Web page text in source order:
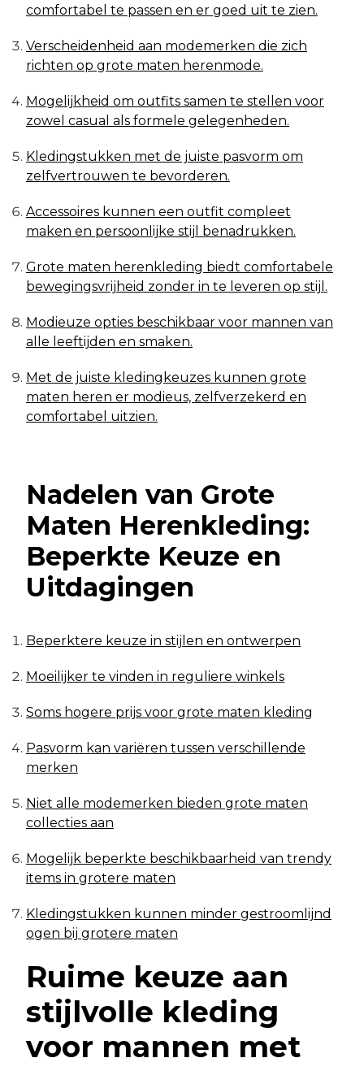
comfortabel te passen en er goed uit te zien.
Verscheidenheid aan modemerken die zich
richten op grote maten herenmode.
Mogelijkheid om outfits samen te stellen voor
zowel casual als formele gelegenheden.
Kledingstukken met de juiste pasvorm om
zelfvertrouwen te bevorderen.
Accessoires kunnen een outfit compleet
maken en persoonlijke stijl benadrukken.
Grote maten herenkleding biedt comfortabele
bewegingsvrijheid zonder in te leveren op stijl.
Modieuze opties beschikbaar voor mannen van
alle leeftijden en smaken.
Met de juiste kledingkeuzes kunnen grote
maten heren er modieus, zelfverzekerd en
comfortabel uitzien.
Nadelen van Grote
Maten Herenkleding:
Beperkte Keuze en
Uitdagingen
Beperktere keuze in stijlen en ontwerpen
Moeilijker te vinden in reguliere winkels
Soms hogere prijs voor grote maten kleding
Pasvorm kan variëren tussen verschillende
merken
Niet alle modemerken bieden grote maten
collecties aan
Mogelijk beperkte beschikbaarheid van trendy
items in grotere maten
Kledingstukken kunnen minder gestroomlijnd
ogen bij grotere maten
Ruime keuze aan
stijlvolle kleding
voor mannen met